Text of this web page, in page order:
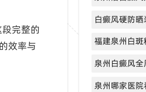
完整的
效率与
白癜风硬防
福建泉州白
泉州白癜风
泉州哪家医